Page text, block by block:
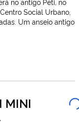
Social Urbano,
Um anseio antigo
MINI